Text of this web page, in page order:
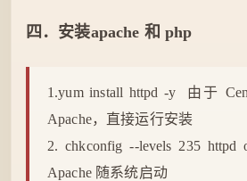
四．安装apache 和 php
1.yum install httpd -y 由于
Apache，直接运行安装
2. chkconfig --levels 235
Apache 随系统启动